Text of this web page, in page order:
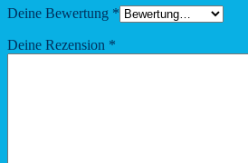
Deine Bewertung *
Deine Rezension *